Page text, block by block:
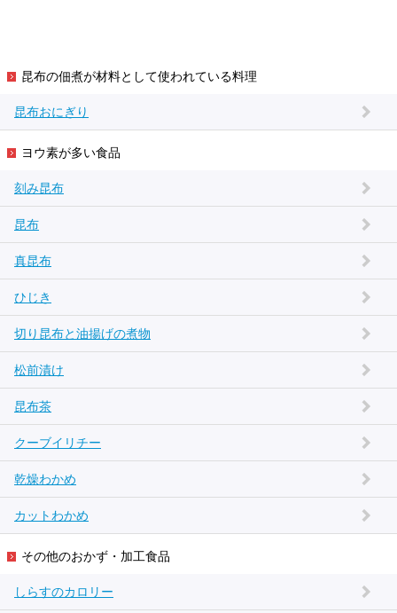
昆布の佃煮が材料として使われている料理
昆布おにぎり
ヨウ素が多い食品
刻み昆布
昆布
真昆布
ひじき
切り昆布と油揚げの煮物
松前漬け
昆布茶
クーブイリチー
乾燥わかめ
カットわかめ
その他のおかず・加工食品
しらすのカロリー